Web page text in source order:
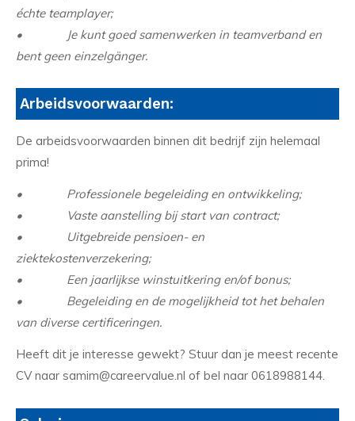
échte teamplayer;
• Je kunt goed samenwerken in teamverband en
bent geen einzelgänger.
Arbeidsvoorwaarden:
De arbeidsvoorwaarden binnen dit bedrijf zijn helemaal
prima!
• Professionele begeleiding en ontwikkeling;
• Vaste aanstelling bij start van contract;
• Uitgebreide pensioen- en
ziektekostenverzekering;
• Een jaarlijkse winstuitkering en/of bonus;
• Begeleiding en de mogelijkheid tot het behalen
van diverse certificeringen.
Heeft dit je interesse gewekt? Stuur dan je meest recente
CV naar samim@careervalue.nl of bel naar 0618988144.